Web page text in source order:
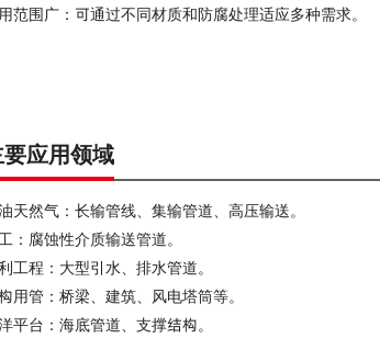
范围广：可通过不同材质和防腐处理适应多种需求。
应用领域
天然气：长输管线、集输管道、高压输送。
：腐蚀性介质输送管道。
工程：大型引水、排水管道。
用管：桥梁、建筑、风电塔筒等。
平台：海底管道、支撑结构。